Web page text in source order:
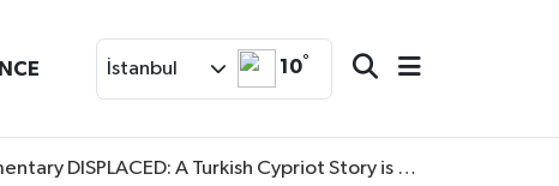
İstanbul 10°
DISPLACED: A Turkish Cypriot Story is now available to watch